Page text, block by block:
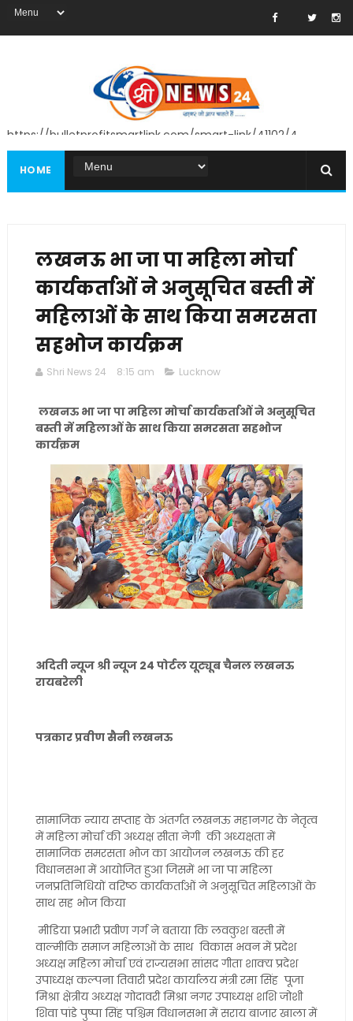
https://bulletprofitsmartlink.com/smart-link/41102/4
HOME
लखनऊ भा जा पा महिला मोर्चा
कार्यकर्ताओं ने अनुसूचित बस्ती में
महिलाओं के साथ किया समरसता
सहभोज कार्यक्रम
Shri News 24 8:15 am Lucknow
लखनऊ भा जा पा महिला मोर्चा कार्यकर्ताओं ने अनुसूचित
बस्ती में महिलाओं के साथ किया समरसता सहभोज
कार्यक्रम
अदिती न्यूज श्री न्यूज 24 पोर्टल यूट्यूब चैनल लखनऊ
रायबरेली
पत्रकार प्रवीण सैनी लखनऊ
सामाजिक न्याय सप्ताह के अंतर्गत लखनऊ महानगर के नेतृत्व
में महिला मोर्चा की अध्यक्ष सीता नेगी की अध्यक्षता में
सामाजिक समरसता भोज का आयोजन लखनऊ की हर
विधानसभा में आयोजित हुआ जिसमें भा जा पा महिला
जनप्रतिनिधियों वरिष्ठ कार्यकर्ताओं ने अनुसूचित महिलाओं के
साथ सह भोज किया
मीडिया प्रभारी प्रवीण गर्ग ने बताया कि लवकुश बस्ती में
वाल्मीकि समाज महिलाओं के साथ विकास भवन में प्रदेश
अध्यक्ष महिला मोर्चा एवं राज्यसभा सांसद गीता शाक्य प्रदेश
उपाध्यक्ष कल्पना तिवारी प्रदेश कार्यालय मंत्री रमा सिंह पूजा
मिश्रा क्षेत्रीय अध्यक्ष गोदावरी मिश्रा नगर उपाध्यक्ष शशि जोशी
शिवा पांडे पुष्पा सिंह पश्चिम विधानसभा में सराय बाजार खाला में